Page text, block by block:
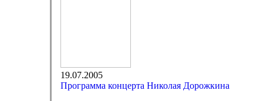
19.07.2005
Программа концерта Николая Дорожкина